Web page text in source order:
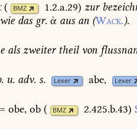
( BMZ 1.2.a.29) zur
wie das gr. ἀ aus an (Wack.).
alszweitertheilvon
u. adv. s. Lexer abe, Lexer
obe,ob ( BMZ 2.425.b.43)